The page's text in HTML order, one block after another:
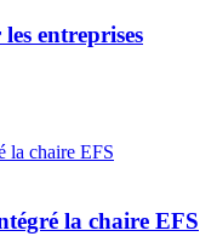
entreprises
la chaire EFS